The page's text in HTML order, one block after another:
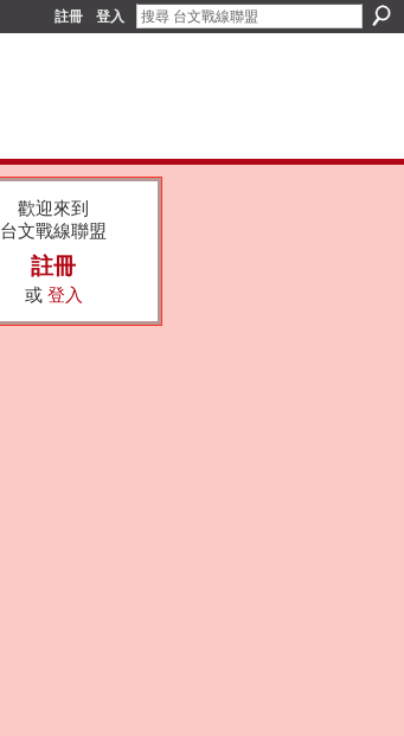
註冊 登入
歡迎來到
台文戰線聯盟
註冊
或 登入